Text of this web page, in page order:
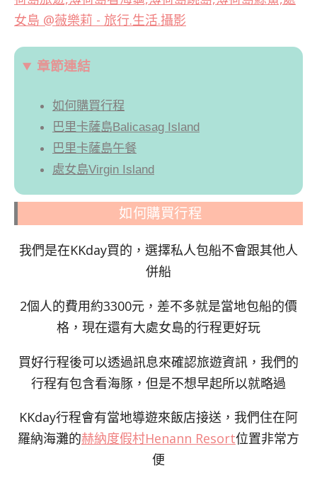
章節連結
如何購買行程
巴里卡薩島Balicasag Island
巴里卡薩島午餐
處女島Virgin Island
如何購買行程
我們是在KKday買的，選擇私人包船不會跟其他人
併船
2個人的費用約3300元，差不多就是當地包船的價
格，現在還有大處女島的行程更好玩
買好行程後可以透過訊息來確認旅遊資訊，我們的
行程有包含看海豚，但是不想早起所以就略過
KKday行程會有當地導遊來飯店接送，我們住在阿
羅納海灘的赫納度假村Henann Resort位置非常方
便